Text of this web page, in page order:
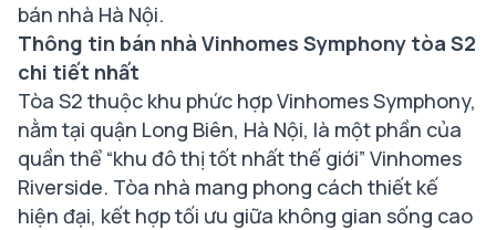
bán nhà Hà Nội.
Thông tin bán nhà Vinhomes Symphony tòa S2
chi tiết nhất
Tòa S2 thuộc khu phức hợp Vinhomes Symphony,
nằm tại quận Long Biên, Hà Nội, là một phần của
quần thể “khu đô thị tốt nhất thế giới” Vinhomes
Riverside. Tòa nhà mang phong cách thiết kế
hiện đại, kết hợp tối ưu giữa không gian sống cao